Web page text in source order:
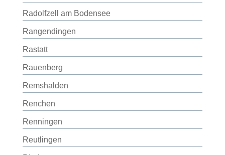
Radolfzell am Bodensee
Rangendingen
Rastatt
Rauenberg
Remshalden
Renchen
Renningen
Reutlingen